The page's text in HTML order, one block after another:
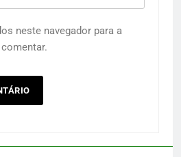
neste navegador para a